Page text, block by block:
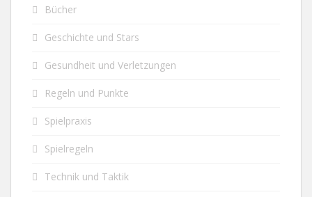
Bücher
Geschichte und Stars
Gesundheit und Verletzungen
Regeln und Punkte
Spielpraxis
Spielregeln
Technik und Taktik